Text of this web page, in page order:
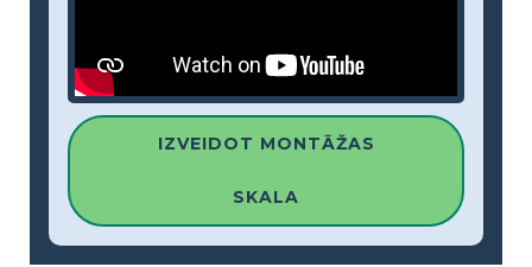
IZVEIDOT MONTĀŽAS
SKALA